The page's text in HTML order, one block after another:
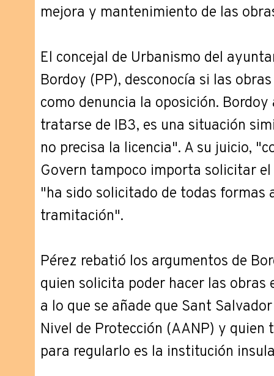
mejora y mantenimiento de las
El concejal de Urbanismo del
Bordoy (PP), desconocía si las
como denuncia la oposición.
tratarse de IB3, es una situación
no precisa la licencia". A su juicio,
Govern tampoco importa solicitar
"ha sido solicitado de todas formas
tramitación".
Pérez rebatió los argumentos de
quien solicita poder hacer las obras
a lo que se añade que Sant
Nivel de Protección (AANP) y quien
para regularlo es la institución